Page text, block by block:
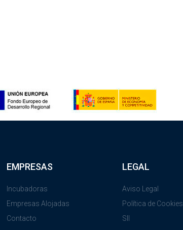
EMPRESAS
Incubadoras
Empresas Alojadas
Contacto
LEGAL
Aviso Legal
Política de Cookies
SII